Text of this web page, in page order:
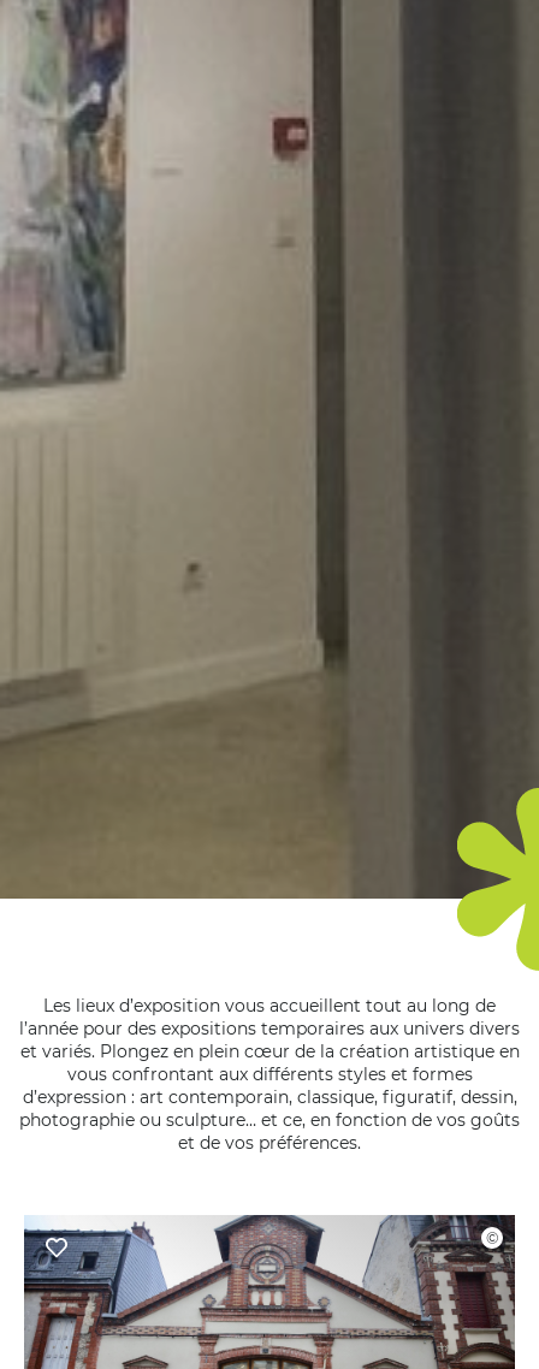
Les lieux d’exposition vous accueillent tout au long de
l’année pour des expositions temporaires aux univers divers
et variés. Plongez en plein cœur de la création artistique en
vous confrontant aux différents styles et formes
d’expression : art contemporain, classique, figuratif, dessin,
photographie ou sculpture… et ce, en fonction de vos goûts
et de vos préférences.